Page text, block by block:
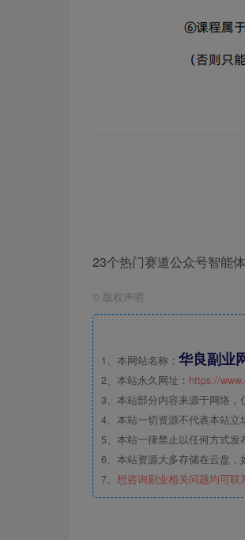
23个热门赛道公众号智能
© 版权声明
1、本网站名称： 华良副业
2、本站永久网址： https://
3、本站部分内容来源于网络，
4、本站一切资源不代表本站立
5、本站一律禁止以任何方式
6、本站资源大多存储在云盘，
7、 想咨询副业相关问题均可联